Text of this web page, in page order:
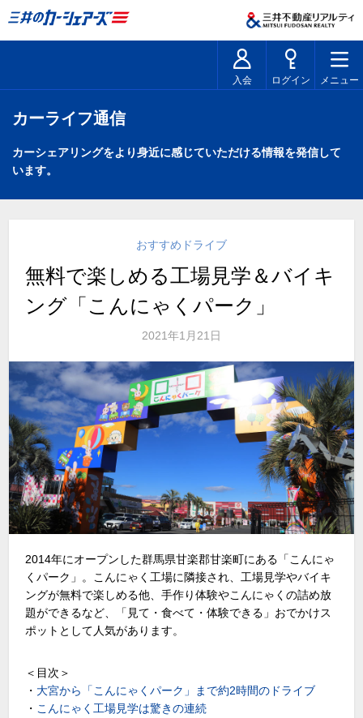
入会 ログイン メニュー
カーライフ通信
カーシェアリングをより身近に感じていただける情報を発信して
います。
おすすめドライブ
無料で楽しめる工場見学＆バイキ
ング「こんにゃくパーク」
2021年1月21日
2014年にオープンした群馬県甘楽郡甘楽町にある「こんにゃ
くパーク」。こんにゃく工場に隣接され、工場見学やバイキ
ングが無料で楽しめる他、手作り体験やこんにゃくの詰め放
題ができるなど、「見て・食べて・体験できる」おでかけス
ポットとして人気があります。
＜目次＞
・ 大宮から「こんにゃくパーク」まで約2時間のドライブ
・ こんにゃく工場見学は驚きの連続